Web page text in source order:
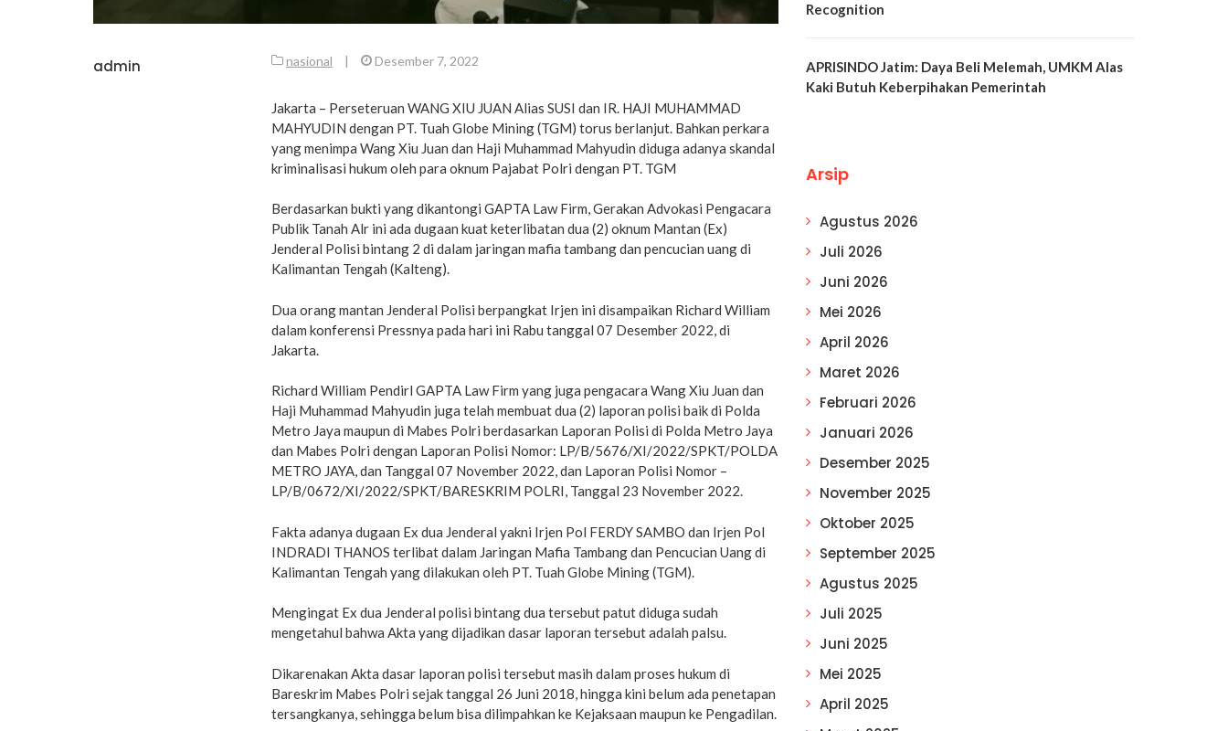
admin nasional | Desember 7, 2022
Jakarta – Perseteruan WANG XIU JUAN Alias SUSI dan IR. HAJI MUHAMMAD
MAHYUDIN dengan PT. Tuah Globe Mining (TGM) torus berlanjut. Bahkan perkara
yang menimpa Wang Xiu Juan dan Haji Muhammad Mahyudin diduga adanya skandal
kriminalisasi hukum oleh para oknum Pajabat Polri dengan PT. TGM
Berdasarkan bukti yang dikantongi GAPTA Law Firm, Gerakan Advokasi Pengacara
Publik Tanah Alr ini ada dugaan kuat keterlibatan dua (2) oknum Mantan (Ex)
Jenderal Polisi bintang 2 di dalam jaringan mafia tambang dan pencucian uang di
Kalimantan Tengah (Kalteng).
Dua orang mantan Jenderal Polisi berpangkat Irjen ini disampaikan Richard William
dalam konferensi Pressnya pada hari ini Rabu tanggal 07 Desember 2022, di
Jakarta.
Richard William Pendirl GAPTA Law Firm yang juga pengacara Wang Xiu Juan dan
Haji Muhammad Mahyudin juga telah membuat dua (2) laporan polisi baik di Polda
Metro Jaya maupun di Mabes Polri berdasarkan Laporan Polisi di Polda Metro Jaya
dan Mabes Polri dengan Laporan Polisi Nomor: LP/B/5676/XI/2022/SPKT/POLDA
METRO JAYA, dan Tanggal 07 November 2022, dan Laporan Polisi Nomor –
LP/B/0672/XI/2022/SPKT/BARESKRIM POLRI, Tanggal 23 November 2022.
Fakta adanya dugaan Ex dua Jenderal yakni Irjen Pol FERDY SAMBO dan Irjen Pol
INDRADI THANOS terlibat dalam Jaringan Mafia Tambang dan Pencucian Uang di
Kalimantan Tengah yang dilakukan oleh PT. Tuah Globe Mining (TGM).
Mengingat Ex dua Jenderal polisi bintang dua tersebut patut diduga sudah
mengetahul bahwa Akta yang dijadikan dasar laporan tersebut adalah palsu.
Dikarenakan Akta dasar laporan polisi tersebut masih dalam proses hukum di
Bareskrim Mabes Polri sejak tanggal 26 Juni 2018, hingga kini belum ada penetapan
tersangkanya, sehingga belum bisa dilimpahkan ke Kejaksaan maupun ke Pengadilan.
Recognition
APRISINDO Jatim: Daya Beli Melemah, UMKM Alas
Kaki Butuh Keberpihakan Pemerintah
Arsip
Agustus 2026
Juli 2026
Juni 2026
Mei 2026
April 2026
Maret 2026
Februari 2026
Januari 2026
Desember 2025
November 2025
Oktober 2025
September 2025
Agustus 2025
Juli 2025
Juni 2025
Mei 2025
April 2025